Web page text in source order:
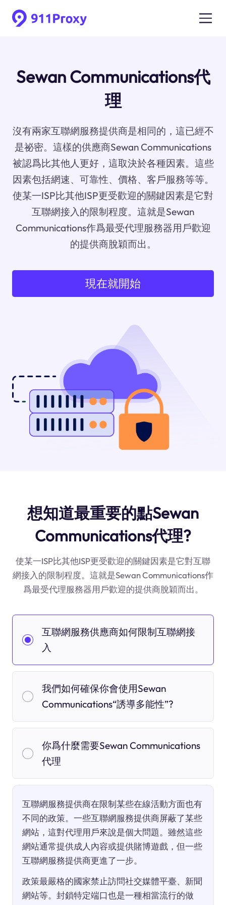
Sewan Communications代
理
沒有兩家互聯網服務提供商是相同的，這已經不
是祕密。這樣的供應商Sewan Communications
被認爲比其他人更好，這取決於各種因素。這些
因素包括網速、可靠性、價格、客戶服務等等。
使某一ISP比其他ISP更受歡迎的關鍵因素是它對
互聯網接入的限制程度。這就是Sewan
Communications作爲最受代理服務器用戶歡迎
的提供商脫穎而出。
現在就開始
想知道最重要的點Sewan
Communications代理?
使某一ISP比其他ISP更受歡迎的關鍵因素是它對互聯
網接入的限制程度。這就是Sewan Communications作
爲最受代理服務器用戶歡迎的提供商脫穎而出。
互聯網服務供應商如何限制互聯網接
入
我們如何確保你會使用Sewan
Communications“誘導多能性”?
你爲什麼需要Sewan Communications
代理
互聯網服務提供商在限制某些在線活動方面也有
不同的政策。一些互聯網服務提供商屏蔽了某些
網站，這對代理用戶來說是個大問題。雖然這些
網站通常提供成人內容或提供賭博遊戲，但一些
互聯網服務提供商更進了一步。
政策最嚴格的國家禁止訪問社交媒體平臺、新聞
網站等。封鎖特定端口也是一種相當流行的做